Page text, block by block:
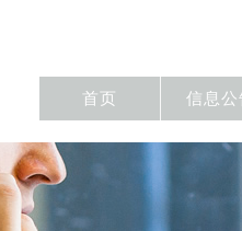
首页 信息公